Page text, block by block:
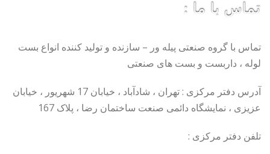
تماس با ما :
تماس با گروه صنعتی پیله ور – سازنده و تولید کننده انواع بست
لوله ، داربست و بست های صنعتی
آدرس دفتر مرکزی : تهران ، شادآباد ، خیابان 17 شهریور ، خیابان
عزیزی ، نمایشگاه دائمی صنعت ساختمان رضا ، پلاک 167
تلفن دفتر مرکزی :